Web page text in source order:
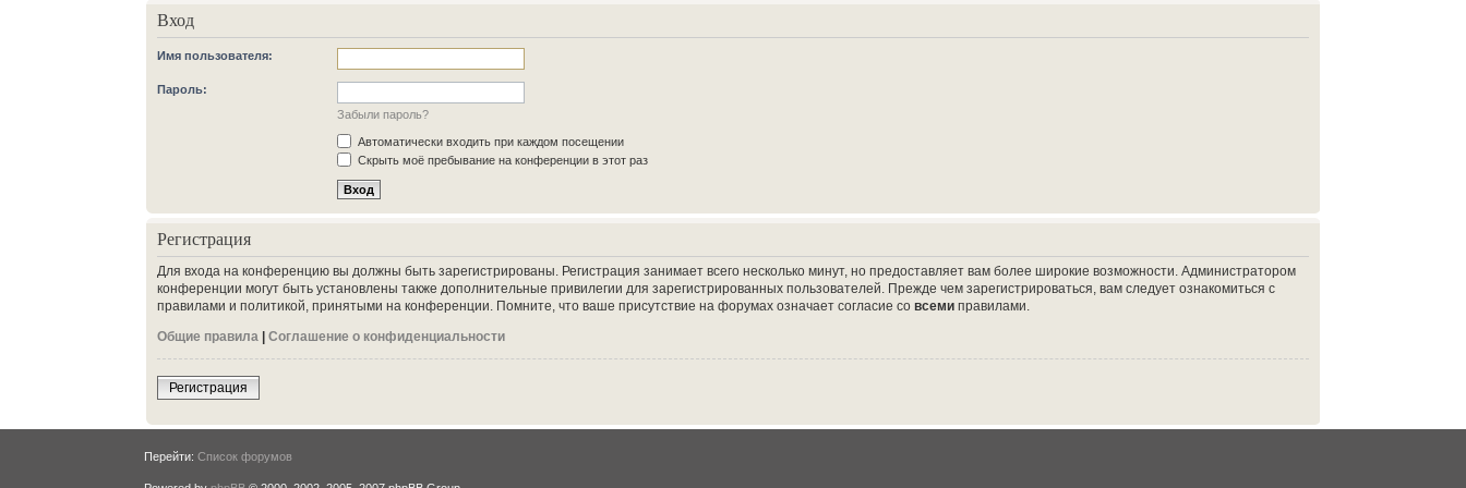
Вход
Имя пользователя:
Пароль:
Забыли пароль?
Автоматически входить при каждом посещении
Скрыть моё пребывание на конференции в этот раз
Регистрация
Для входа на конференцию вы должны быть зарегистрированы. Регистрация занимает всего несколько минут, но предоставляет вам более широкие возможности. Администратором
конференции могут быть установлены также дополнительные привилегии для зарегистрированных пользователей. Прежде чем зарегистрироваться, вам следует ознакомиться с
правилами и политикой, принятыми на конференции. Помните, что ваше присутствие на форумах означает согласие совсеми правилами.
Общие правила |Соглашение о конфиденциальности
Регистрация
Перейти: Список форумов